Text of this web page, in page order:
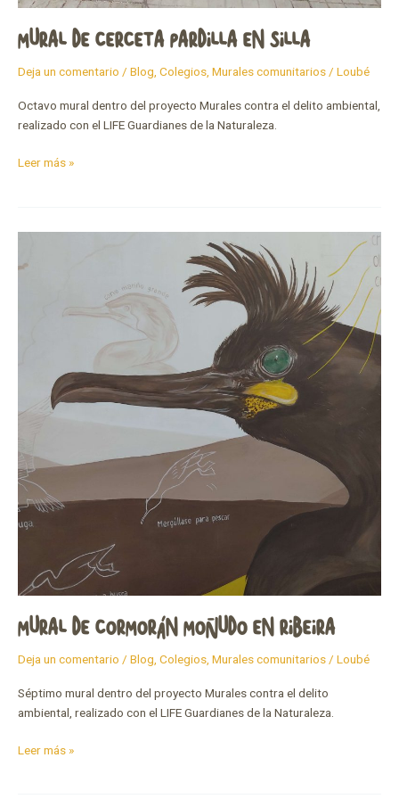
MURAL DE CERCETA PARDILLA EN SILLA
Deja un comentario / Blog, Colegios, Murales comunitarios/ Loubé
Octavo mural dentro del proyecto Murales contra el delito ambiental,
realizado con el LIFE Guardianes de la Naturaleza.
Leer más »
MURAL DE CORMORÁN MOÑUDO EN RIBEIRA
Deja un comentario / Blog, Colegios, Murales comunitarios/ Loubé
Séptimo mural dentro del proyecto Murales contra el delito
ambiental, realizado con el LIFE Guardianes de la Naturaleza.
de
Leer más »